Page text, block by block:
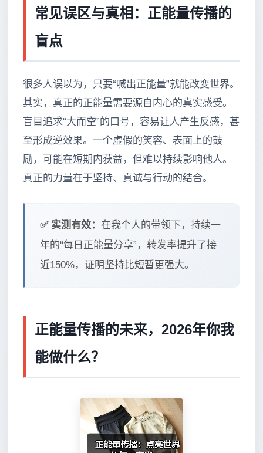
常见误区与真相：正能量传播的
盲点
很多人误以为，只要“喊出正能量”就能改变世界。
其实，真正的正能量需要源自内心的真实感受。
盲目追求“大而空”的口号，容易让人产生反感，甚
至形成逆效果。一个虚假的笑容、表面上的鼓
励，可能在短期内获益，但难以持续影响他人。
真正的力量在于坚持、真诚与行动的结合。
✅ 实测有效： 在我个人的带领下，持续一
年的“每日正能量分享”，转发率提升了接
近150%，证明坚持比短暂更强大。
正能量传播的未来，2026年你我
能做什么？